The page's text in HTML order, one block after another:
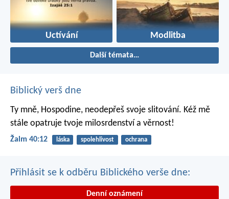
Uctívání Modlitba
Další témata…
Biblický verš dne
Ty mně, Hospodine, neodepřeš svoje slitování. Kéž mě
stále opatruje tvoje milosrdenství a věrnost!
Žalm 40:12 láska spolehlivost ochrana
Přihlásit se k odběru Biblického verše dne:
Denní oznámení